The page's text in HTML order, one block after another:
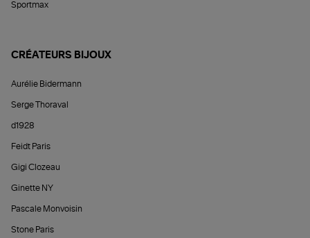
Sportmax
CRÉATEURS BIJOUX
Aurélie Bidermann
Serge Thoraval
d1928
Feidt Paris
Gigi Clozeau
Ginette NY
Pascale Monvoisin
Stone Paris